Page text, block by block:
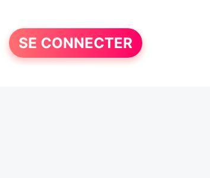
SE CONNECTER